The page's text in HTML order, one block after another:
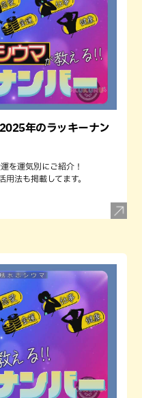
年のラッキーナン
を運気別にご紹介！
法も掲載してます。